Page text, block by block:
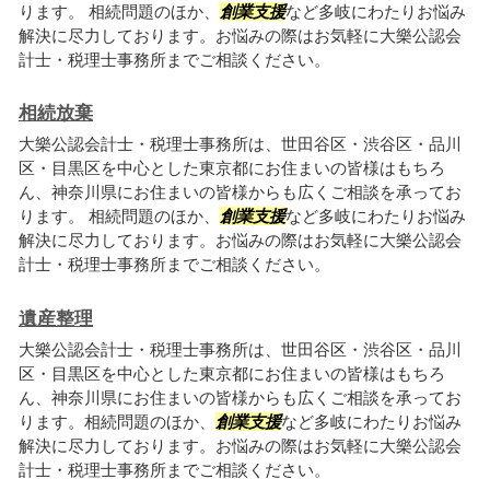
ります。 相続問題のほか、 創業支援など多岐にわたりお悩み
解決に尽力しております。お悩みの際はお気軽に大樂公認会
計士・税理士事務所までご相談ください。
相続放棄
大樂公認会計士・税理士事務所は、世田谷区・渋谷区・品川
区・目黒区を中心とした東京都にお住まいの皆様はもちろ
ん、神奈川県にお住まいの皆様からも広くご相談を承ってお
ります。 相続問題のほか、 創業支援など多岐にわたりお悩み
解決に尽力しております。お悩みの際はお気軽に大樂公認会
計士・税理士事務所までご相談ください。
遺産整理
大樂公認会計士・税理士事務所は、世田谷区・渋谷区・品川
区・目黒区を中心とした東京都にお住まいの皆様はもちろ
ん、神奈川県にお住まいの皆様からも広くご相談を承ってお
ります。相続問題のほか、 創業支援など多岐にわたりお悩み
解決に尽力しております。お悩みの際はお気軽に大樂公認会
計士・税理士事務所までご相談ください。